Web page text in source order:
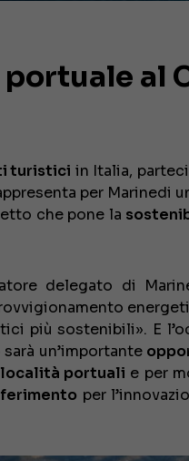
al
turistici in Italia,
per Marinedi
che pone la
delegato di
più sostenibili». E
un’importante
località portuali e per
per